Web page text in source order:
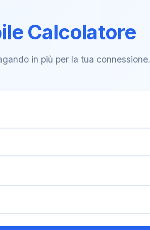
Calcolatore
in più per la tua connessione.